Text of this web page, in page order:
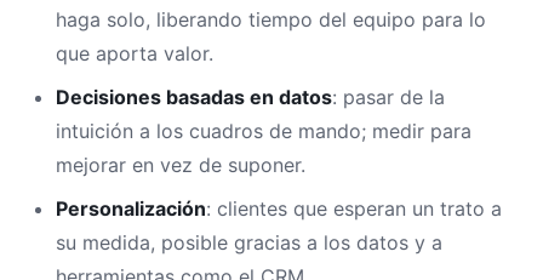
haga solo, liberando tiempo del equipo para lo
que aporta valor.
Decisiones basadas en datos: pasar de la
intuición a los cuadros de mando; medir para
mejorar en vez de suponer.
Personalización: clientes que esperan un trato a
su medida, posible gracias a los datos y a